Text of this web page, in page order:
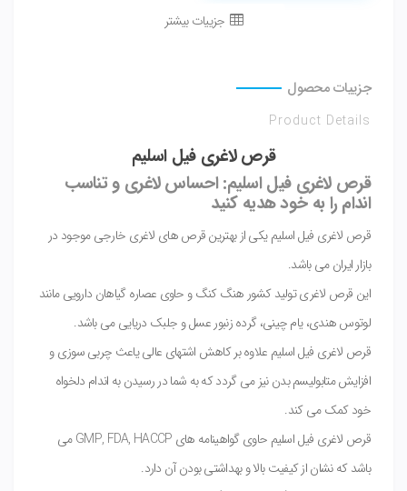
جزییات بیشتر
جزییات محصول
Product Details
قرص لاغری فیل اسلیم
قرص لاغری فیل اسلیم: احساس لاغری و تناسب
اندام را به خود هدیه کنید
قرص لاغری فیل اسلیم یکی از بهترین قرص های لاغری خارجی موجود در
بازار ایران می باشد.
این قرص لاغری تولید کشور هنگ کنگ و حاوی عصاره گیاهان دارویی مانند
لوتوس هندی، یام چینی، گرده زنبور عسل و جلبک دریایی می باشد.
قرص لاغری فیل اسلیم علاوه بر کاهش اشتهای عالی یاعث چربی سوزی و
افزایش متابولیسم بدن نیز می گردد که به شما در رسیدن به اندام دلخواه
خود کمک می کند.
قرص لاغری فیل اسلیم حاوی گواهینامه های GMP, FDA, HACCP می
باشد که نشان از کیفیت بالا و بهداشتی بودن آن دارد.